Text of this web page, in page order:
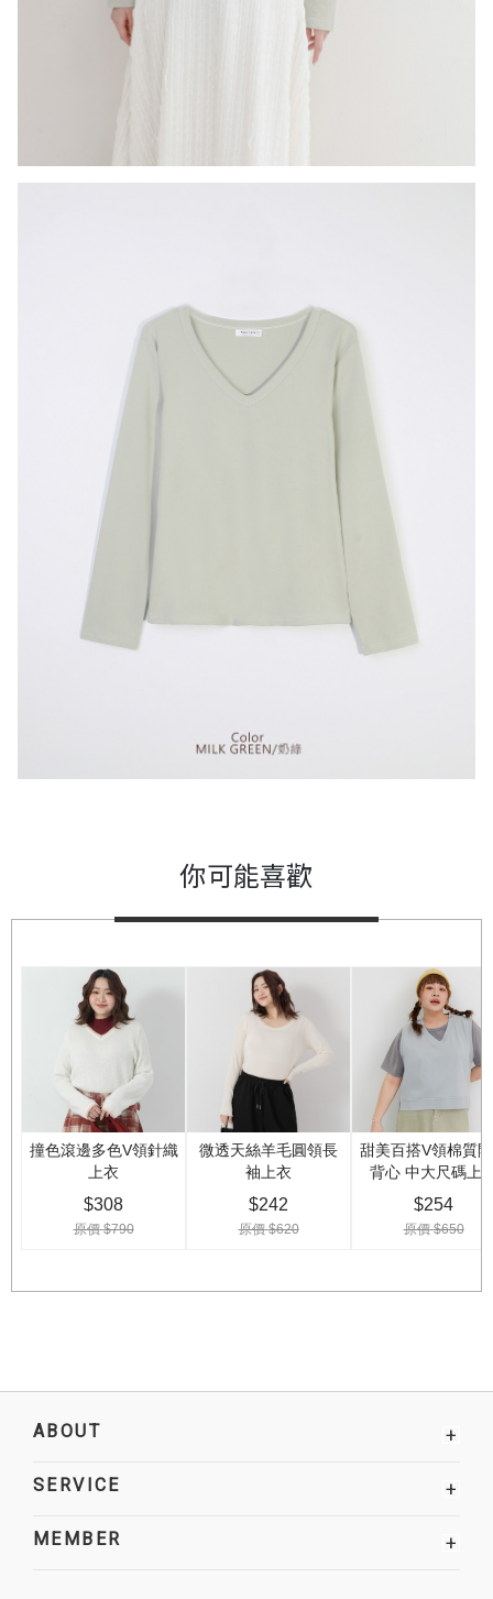
你可能喜歡
ABOUT +
SERVICE +
MEMBER +